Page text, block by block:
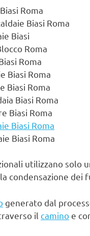
Roma
Biasi Roma
Biasi
Roma
Roma
Biasi Roma
Biasi Roma
Biasi Roma
Biasi Roma
Biasi Roma
Biasi Roma
utilizzano solo
condensazione dei
generato dal
il camino e